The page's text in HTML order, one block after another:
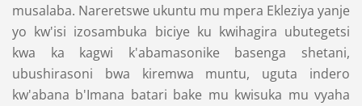
musalaba. Nareretswe ukuntu mu mpera Ekleziya yanje
yo kw'isi izosambuka biciye ku kwihagira ubutegetsi
kwa ka kagwi k'abamasonike basenga shetani,
ubushirasoni bwa kiremwa muntu, uguta indero
kw'abana b'Imana batari bake mu kwisuka mu vyaha